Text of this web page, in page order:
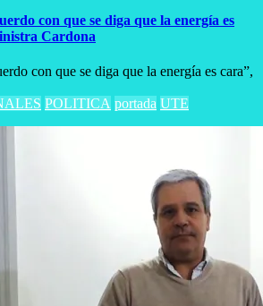
con que se diga que la energía es
Cardona
con que se diga que la energía es cara”,
POLITICA portada UTE